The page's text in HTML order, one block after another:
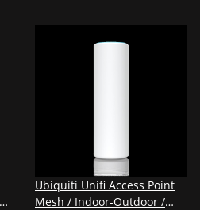
Ubiquiti Unifi Access Point
Mesh / Indoor-Outdoor /